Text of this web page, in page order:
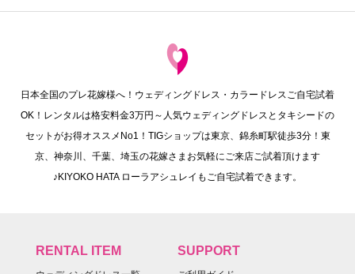
日本全国のプレ花嫁様へ！ウェディングドレス・カラードレスご自宅試着
OK！レンタルは格安料金3万円～人気ウェディングドレスとタキシードの
セットがお得オススメNo1！TIGショップは東京、錦糸町駅徒歩3分！東
京、神奈川、千葉、埼玉の花嫁さまお気軽にご来店ご試着頂けます
♪KIYOKO HATA ローラアシュレイもご自宅試着できます。
RENTAL ITEM SUPPORT